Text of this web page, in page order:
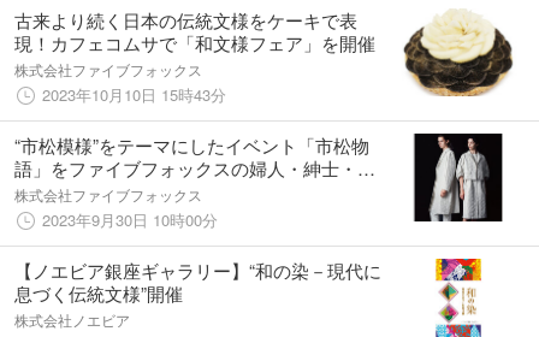
古来より続く日本の伝統文様をケーキで表
現！カフェコムサで「和文様フェア」を開催
株式会社ファイブフォックス
2023年10月10日 15時43分
“市松模様”をテーマにしたイベント「市松物
語」をファイブフォックスの婦人・紳士・子
供服で開催 ～京都市協力～
株式会社ファイブフォックス
2023年9月30日 10時00分
【ノエビア銀座ギャラリー】“和の染－現代に
息づく伝統文様”開催
株式会社ノエビア